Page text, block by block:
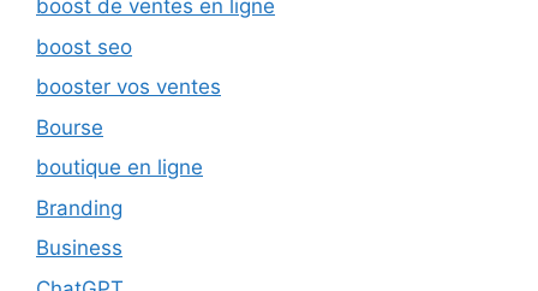
boost de ventes en ligne
boost seo
booster vos ventes
Bourse
boutique en ligne
Branding
Business